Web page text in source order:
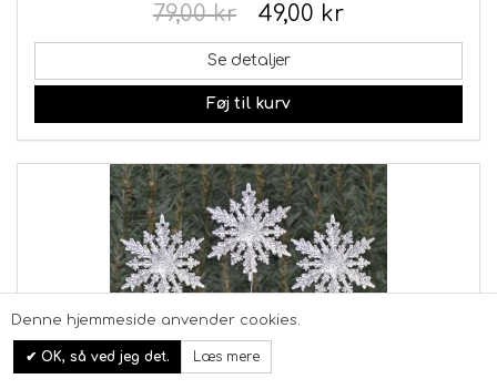
49,00 kr
79,00 kr
Se detaljer
Føj til kurv
Denne hjemmeside anvender cookies.
OK, så ved jeg det. Læs mere